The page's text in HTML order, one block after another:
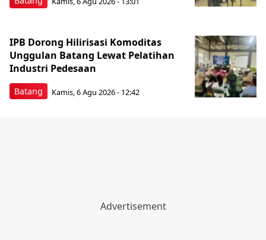
Batang
IPB Dorong Hilirisasi Komoditas
Unggulan Batang Lewat Pelatihan
Industri Pedesaan
Kamis, 6 Agu 2026 - 12:42